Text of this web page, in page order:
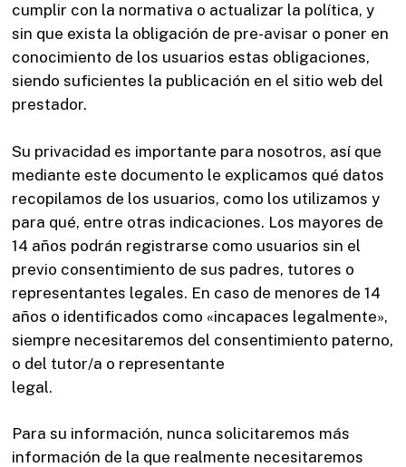
cumplir con la normativa o actualizar la política, y
sin que exista la obligación de pre-avisar o poner en
conocimiento de los usuarios estas obligaciones,
siendo suficientes la publicación en el sitio web del
prestador.
Su privacidad es importante para nosotros, así que
mediante este documento le explicamos qué datos
recopilamos de los usuarios, como los utilizamos y
para qué, entre otras indicaciones. Los mayores de
14 años podrán registrarse como usuarios sin el
previo consentimiento de sus padres, tutores o
representantes legales. En caso de menores de 14
años o identificados como «incapaces legalmente»,
siempre necesitaremos del consentimiento paterno,
o del tutor/a o representante
legal.
Para su información, nunca solicitaremos más
información de la que realmente necesitaremos